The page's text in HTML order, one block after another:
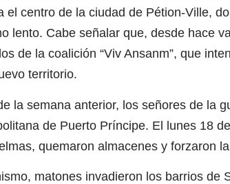
el centro de la ciudad de Pétion-Ville,
lento. Cabe señalar que, desde hace
de la coalición “Viv Ansanm”, que
territorio.
la semana anterior, los señores de la
de Puerto Príncipe. El lunes 18
quemaron almacenes y forzaron
matones invadieron los barrios de